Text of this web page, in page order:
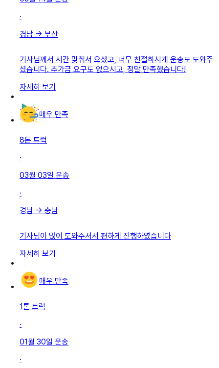
·
경남 → 부산
기사님께서 시간 맞춰서 오셨고, 너무 친절하시게 운송도 도와주
셨습니다. 추가금 요구도 없으시고, 정말 만족했습니다!
자세히 보기
매우 만족
8톤 트럭
·
03월 03일 운송
·
경남 → 충남
기사님이 많이 도와주셔서 편하게 진행하였습니다
자세히 보기
매우 만족
1톤 트럭
·
01월 30일 운송
·